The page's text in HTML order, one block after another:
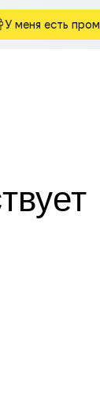
У меня есть